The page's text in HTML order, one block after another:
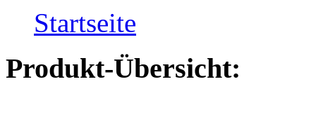
Startseite
Produkt-Übersicht: